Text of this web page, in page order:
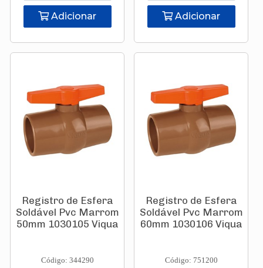
Adicionar Adicionar
Registro de Esfera
Soldável Pvc Marrom
50mm 1030105 Viqua
Código: 344290
Registro de Esfera
Soldável Pvc Marrom
60mm 1030106 Viqua
Código: 751200